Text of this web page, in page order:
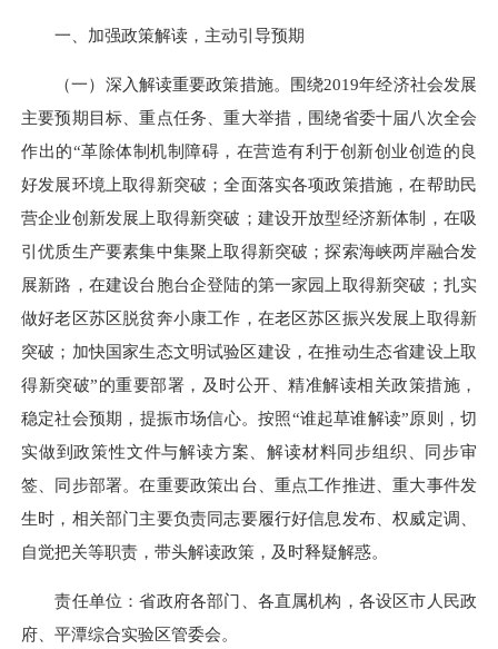
一、加强政策解读，主动引导预期
（一）深入解读重要政策措施。围绕2019年经济社会发展
主要预期目标、重点任务、重大举措，围绕省委十届八次全会
作出的“革除体制机制障碍，在营造有利于创新创业创造的良
好发展环境上取得新突破；全面落实各项政策措施，在帮助民
营企业创新发展上取得新突破；建设开放型经济新体制，在吸
引优质生产要素集中集聚上取得新突破；探索海峡两岸融合发
展新路，在建设台胞台企登陆的第一家园上取得新突破；扎实
做好老区苏区脱贫奔小康工作，在老区苏区振兴发展上取得新
突破；加快国家生态文明试验区建设，在推动生态省建设上取
得新突破”的重要部署，及时公开、精准解读相关政策措施，
稳定社会预期，提振市场信心。按照“谁起草谁解读”原则，切
实做到政策性文件与解读方案、解读材料同步组织、同步审
签、同步部署。在重要政策出台、重点工作推进、重大事件发
生时，相关部门主要负责同志要履行好信息发布、权威定调、
自觉把关等职责，带头解读政策，及时释疑解惑。
责任单位：省政府各部门、各直属机构，各设区市人民政
府、平潭综合实验区管委会。